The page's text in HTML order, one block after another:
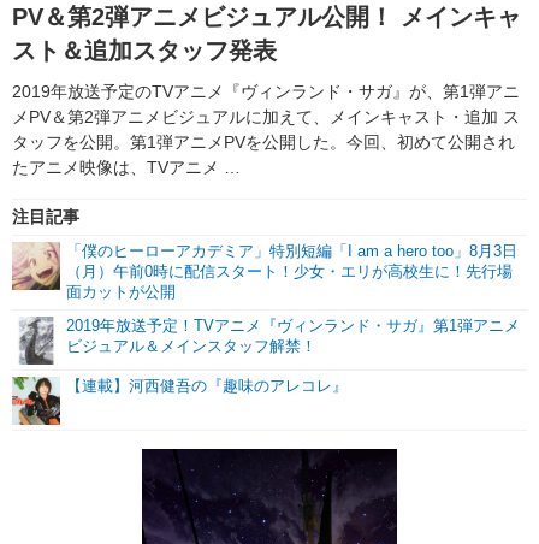
グッズ イベント
声優
舞台 新帝スタ
ラキりす
番組・動画一覧 ラジオ
動画
連載・ブログ
連載・ブログ一覧
編集部ブログ・お知らせ
PV＆第2弾アニメビジュアル公開！ メインキャ
スト＆追加スタッフ発表
2019年放送予定のTVアニメ『ヴィンランド・サガ』が、第1弾アニ
メPV＆第2弾アニメビジュアルに加えて、メインキャスト・追加 ス
タッフを公開。第1弾アニメPVを公開した。今回、初めて公開され
たアニメ映像は、TVアニメ …
注目記事
「僕のヒーローアカデミア」特別短編「I am a hero too」8月3日
（月）午前0時に配信スタート！少女・エリが高校生に！先行場
面カットが公開
2019年放送予定！TVアニメ『ヴィンランド・サガ』第1弾アニメ
ビジュアル＆メインスタッフ解禁！
【連載】河西健吾の『趣味のアレコレ』